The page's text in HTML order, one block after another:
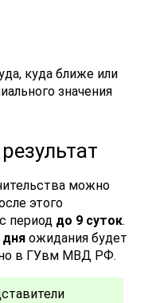
куда ближе или
значения
можно
этого
период до 9 суток.
дняожидания будет
в ГУвм МВД РФ.